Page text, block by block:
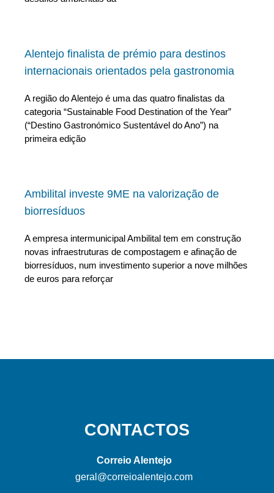
Alentejo finalista de prémio para destinos
internacionais orientados pela gastronomia
A região do Alentejo é uma das quatro finalistas da
categoria “Sustainable Food Destination of the Year”
(“Destino Gastronómico Sustentável do Ano”) na
primeira edição
Ambilital investe 9ME na valorização de
biorresíduos
A empresa intermunicipal Ambilital tem em construção
novas infraestruturas de compostagem e afinação de
biorresíduos, num investimento superior a nove milhões
de euros para reforçar
CONTACTOS
Correio Alentejo
geral@correioalentejo.com